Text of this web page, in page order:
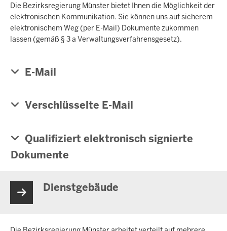
Die Bezirksregierung Münster bietet Ihnen die Möglichkeit der
elektronischen Kommunikation. Sie können uns auf sicherem
elektronischem Weg (per E-Mail) Dokumente zukommen
lassen (gemäß § 3 a Verwaltungsverfahrensgesetz).
E-Mail
Verschlüsselte E-Mail
Qualifiziert elektronisch signierte
Dokumente
Dienstgebäude